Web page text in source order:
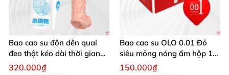
Bao cao su đôn dên quai
đeo thật kéo dài thời gian
quan hệ
320.000₫
Bao cao su OLO 0.01 Đỏ
siêu mỏng nóng ấm hộp 10
cái an toàn
150.000₫